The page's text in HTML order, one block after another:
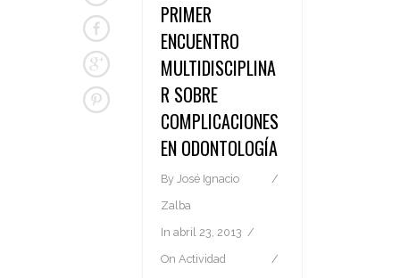
PRIMER
ENCUENTRO
MULTIDISCIPLINA
R SOBRE
COMPLICACIONES
EN ODONTOLOGÍA
By José Ignacio
Zalba
In abril 23, 2013
On Actividad